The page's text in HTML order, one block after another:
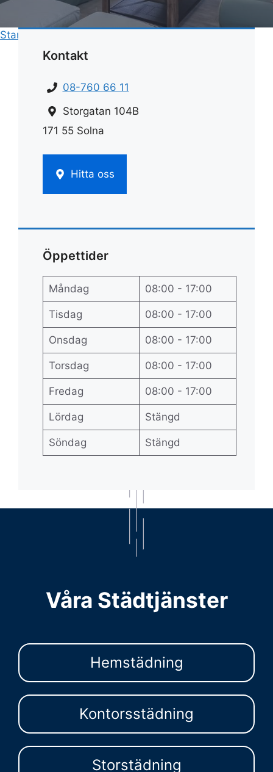
Start
Kontakt
08-760 66 11
Storgatan 104B
171 55 Solna
Hitta oss
Öppettider
Måndag 08:00 - 17:00
Tisdag 08:00 - 17:00
Onsdag 08:00 - 17:00
Torsdag 08:00 - 17:00
Fredag 08:00 - 17:00
Lördag Stängd
Söndag Stängd
Våra Städtjänster
Hemstädning
Kontorsstädning
Storstädning